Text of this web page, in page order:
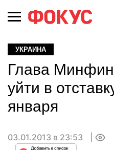
УКРАИНА
Глава
уйти в
января
03.01.2013 в 23:53